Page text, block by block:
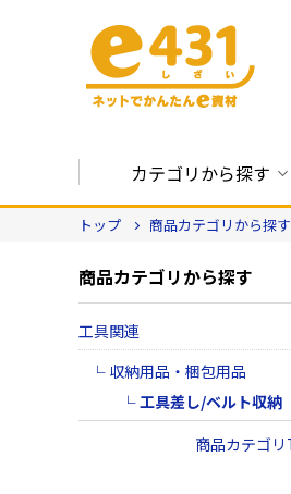
カテゴリから探す
トップ 商品カテゴリから探す
商品カテゴリから探す
工具関連
収納用品・梱包用品
工具差し/ベルト収納
商品カテゴリ